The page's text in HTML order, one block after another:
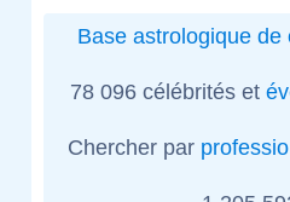
Base astrologique de
78 096 célébrités et
Chercher par